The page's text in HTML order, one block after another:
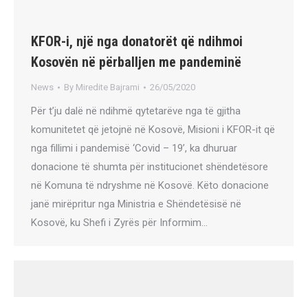
KFOR-i, një nga donatorët që ndihmoi
Kosovën në përballjen me pandeminë
News By Miredite Bajrami 26/05/2020
Për t’ju dalë në ndihmë qytetarëve nga të gjitha
komunitetet që jetojnë në Kosovë, Misioni i KFOR-it që
nga fillimi i pandemisë ‘Covid – 19’, ka dhuruar
donacione të shumta për institucionet shëndetësore
në Komuna të ndryshme në Kosovë. Këto donacione
janë mirëpritur nga Ministria e Shëndetësisë në
Kosovë, ku Shefi i Zyrës për Informim…